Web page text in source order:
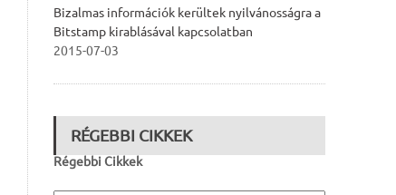
Bizalmas információk kerültek nyilvánosságra a
Bitstamp kirablásával kapcsolatban
2015-07-03
RÉGEBBI CIKKEK
Régebbi Cikkek